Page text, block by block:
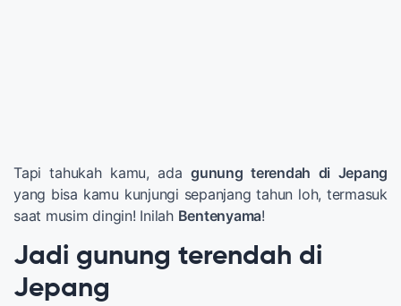
Tapi tahukah kamu, adagunung terendah di Jepang
yang bisa kamu kunjungi sepanjang tahun loh, termasuk
saat musim dingin! Inilah Bentenyama!
Jadi gunung terendah di
Jepang